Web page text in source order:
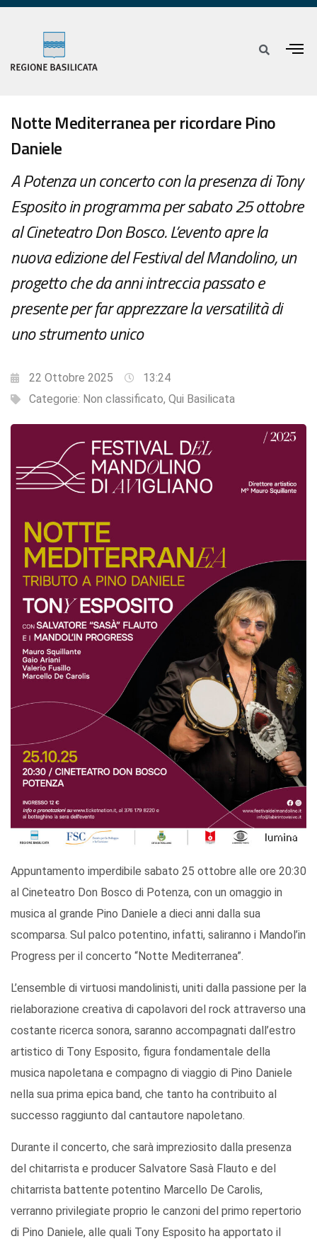
Notte Mediterranea per ricordare Pino
Daniele
A Potenza un concerto con la presenza di Tony
Esposito in programma per sabato 25 ottobre
al Cineteatro Don Bosco. L’evento apre la
nuova edizione del Festival del Mandolino, un
progetto che da anni intreccia passato e
presente per far apprezzare la versatilità di
uno strumento unico
22 Ottobre 2025
13:24
Categorie: Non classificato, Qui Basilicata
Appuntamento imperdibile sabato 25 ottobre alle ore 20:30
al Cineteatro Don Bosco di Potenza, con un omaggio in
musica al grande Pino Daniele a dieci anni dalla sua
scomparsa. Sul palco potentino, infatti, saliranno i Mandol’in
Progress per il concerto “Notte Mediterranea”.
L’ensemble di virtuosi mandolinisti, uniti dalla passione per la
rielaborazione creativa di capolavori del rock attraverso una
costante ricerca sonora, saranno accompagnati dall’estro
artistico di Tony Esposito, figura fondamentale della
musica napoletana e compagno di viaggio di Pino Daniele
nella sua prima epica band, che tanto ha contribuito al
successo raggiunto dal cantautore napoletano.
Durante il concerto, che sarà impreziosito dalla presenza
del chitarrista e producer Salvatore Sasà Flauto e del
chitarrista battente potentino Marcello De Carolis,
verranno privilegiate proprio le canzoni del primo repertorio
di Pino Daniele, alle quali Tony Esposito ha apportato il